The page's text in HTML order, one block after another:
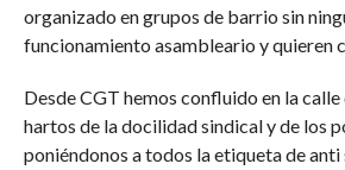
organizado en grupos de barrio sin
funcionamiento asambleario y quieren
Desde CGT hemos confluido en la
hartos de la docilidad sindical y de los
poniéndonos a todos la etiqueta de anti